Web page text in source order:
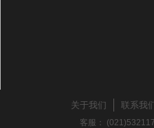
关于我们 联系我
客服：